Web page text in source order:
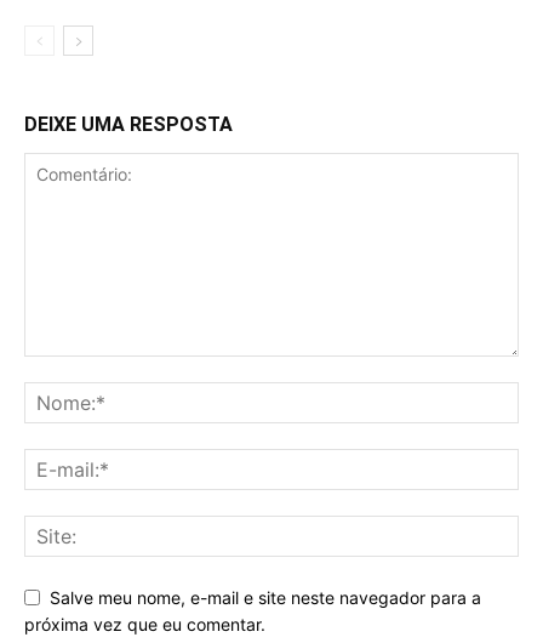
DEIXE UMA RESPOSTA
Salve meu nome, e-mail e site neste navegador para a
próxima vez que eu comentar.